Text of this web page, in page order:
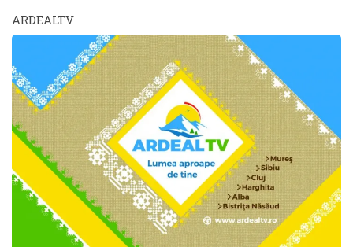
ARDEALTV